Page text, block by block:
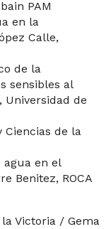
PAM
en la
Calle,
de la
sensibles al
Universidad de
de la
agua en el
Benitez, ROCA
la Victoria / Gema